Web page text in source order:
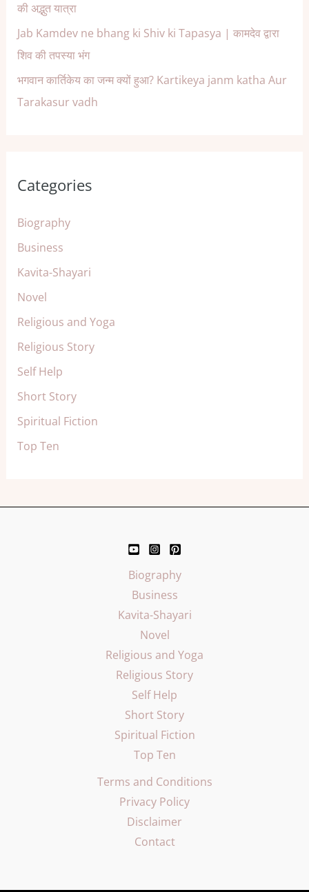
की अद्भुत यात्रा
Jab Kamdev ne bhang ki Shiv ki Tapasya | कामदेव द्वारा
शिव की तपस्या भंग
भगवान कार्तिकेय का जन्म क्यों हुआ? Kartikeya janm katha Aur
Tarakasur vadh
Categories
Biography
Business
Kavita-Shayari
Novel
Religious and Yoga
Religious Story
Self Help
Short Story
Spiritual Fiction
Top Ten
Biography
Business
Kavita-Shayari
Novel
Religious and Yoga
Religious Story
Self Help
Short Story
Spiritual Fiction
Top Ten
Terms and Conditions
Privacy Policy
Disclaimer
Contact